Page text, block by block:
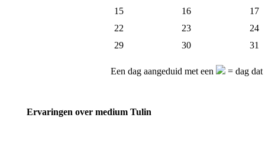
15
16
17
22
23
24
29
30 31
Een dag aangeduid met een = dag
Ervaringen over medium Tulin